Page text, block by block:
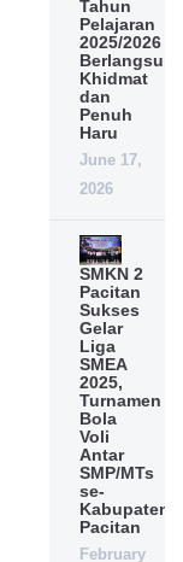
Tahun
Pelajaran
2025/2026
Khidmat
dan
Penuh
Haru
June 17,
2026
SMKN 2
Pacitan
Sukses
Gelar
Liga
SMEA
2025,
Turnamen
Bola
Voli
Antar
SMP/MTs
se-
Kabupaten
Pacitan
February